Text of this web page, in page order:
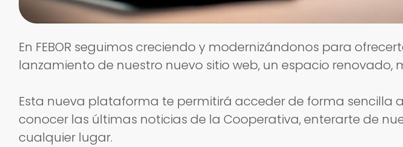
En FEBOR seguimos creciendo y modernizándonos para
lanzamiento de nuestro nuevo sitio web, un espacio
Esta nueva plataforma te permitirá acceder de forma sencilla
conocer las últimas noticias de la Cooperativa, enterarte de
cualquier lugar.